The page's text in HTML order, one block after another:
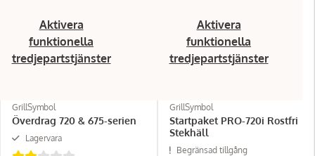
Aktivera
funktionella
tredjepartstjänster
GrillSymbol
Överdrag 720 & 675-serien
Lagervara
Aktivera
funktionella
tredjepartstjänster
GrillSymbol
Startpaket PRO-720i Rostfri
Stekhäll
Begränsad tillgång